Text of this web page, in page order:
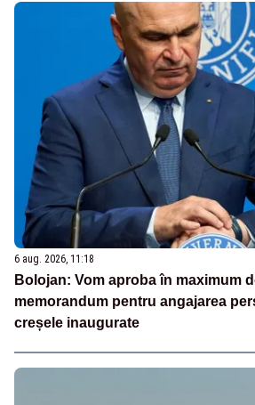
6 aug. 2026, 11:18
Bolojan: Vom aproba în maximum
memorandum pentru angajarea
creșele inaugurate